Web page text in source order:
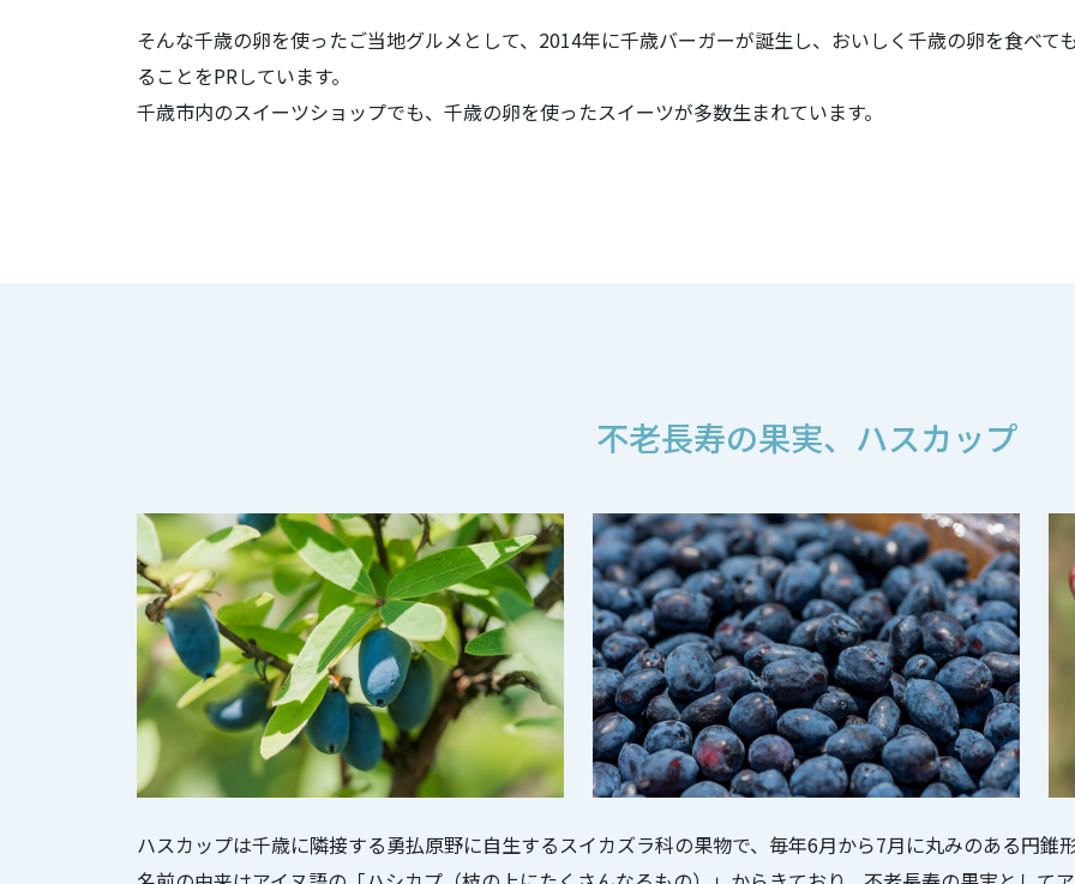
そんな千歳の卵を使ったご当地グルメとして、2014年に千歳バーガーが誕生し、おいしく千歳の卵を食べ
ることをPRしています。
千歳市内のスイーツショップでも、千歳の卵を使ったスイーツが多数生まれています。
不老長寿の果実、ハスカップ
ハスカップは千歳に隣接する勇払原野に自生するスイカズラ科の果物で、毎年6月から7月に丸みのある円錐